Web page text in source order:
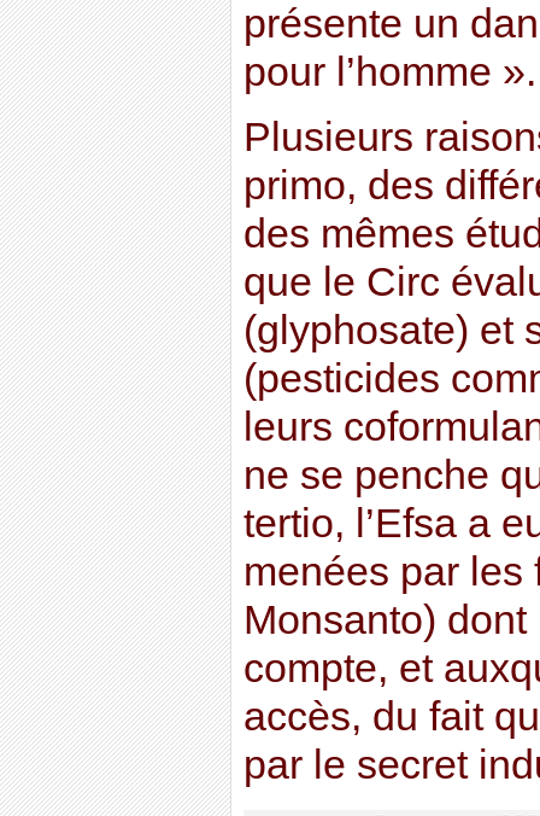
présente un
pour l’homme ».
Plusieurs
primo, des
des mêmes
que le Circ
(glyphosate) et
(pesticides
leurs
ne se penche
tertio, l’Efsa a
menées par les
Monsanto)
compte, et
accès, du fait
par le secret